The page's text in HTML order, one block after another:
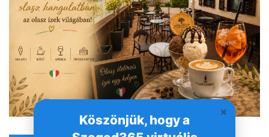
Köszönjük, hogy a